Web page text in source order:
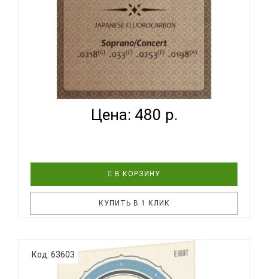
FLIGHT FUSSC-100 - СТРУНЫ ДЛЯ УКУЛЕЛЕ
КОНЦЕРТ...
Цена: 480 р.
В КОРЗИНУ
КУПИТЬ В 1 КЛИК
Компания Flight постоянно расширяет
ассортимент доступных аксессуаров для укулеле.
Представляем вам новинку 2020 года - струны для
Код: 63603